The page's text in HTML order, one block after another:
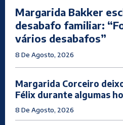
Margarida Bakker
desabafo familiar:
vários desabafos”
8 De Agosto, 2026
Margarida Corceiro
Félix durante algumas
8 De Agosto, 2026